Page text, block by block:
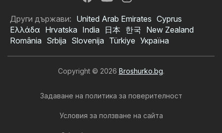
Други държави: United Arab Emirates Cyprus
Ελλάδα Hrvatska India 日本 한국 New Zealand
România Srbija Slovenija Türkiye Україна
Copyright © 2026 Broshurko.bg.
Задаване на политика за поверителност
Условия за ползване на сайта